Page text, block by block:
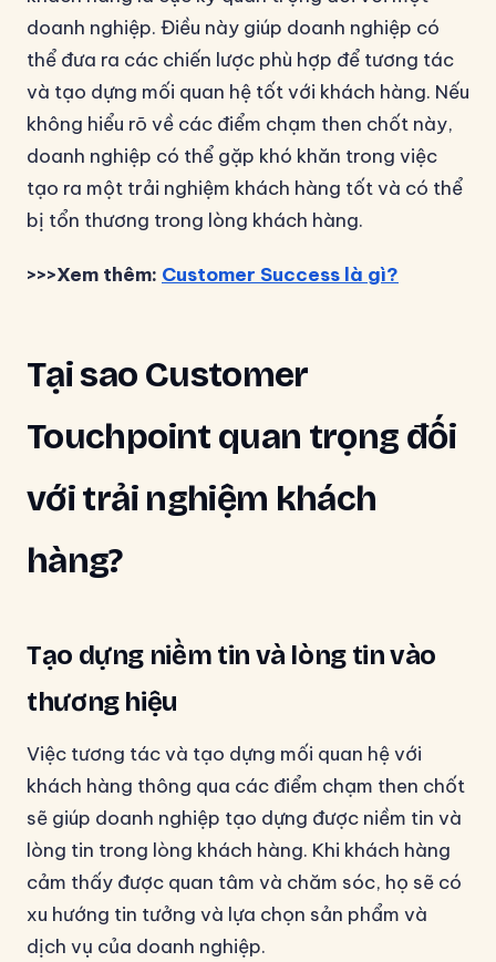
doanh nghiệp. Điều này giúp doanh nghiệp có
thể đưa ra các chiến lược phù hợp để tương tác
và tạo dựng mối quan hệ tốt với khách hàng. Nếu
không hiểu rõ về các điểm chạm then chốt này,
doanh nghiệp có thể gặp khó khăn trong việc
tạo ra một trải nghiệm khách hàng tốt và có thể
bị tổn thương trong lòng khách hàng.
>>>Xem thêm: Customer Success là gì?
Tại sao Customer
Touchpoint quan trọng đối
với trải nghiệm khách
hàng?
Tạo dựng niềm tin và lòng tin vào
thương hiệu
Việc tương tác và tạo dựng mối quan hệ với
khách hàng thông qua các điểm chạm then chốt
sẽ giúp doanh nghiệp tạo dựng được niềm tin và
lòng tin trong lòng khách hàng. Khi khách hàng
cảm thấy được quan tâm và chăm sóc, họ sẽ có
xu hướng tin tưởng và lựa chọn sản phẩm và
dịch vụ của doanh nghiệp.